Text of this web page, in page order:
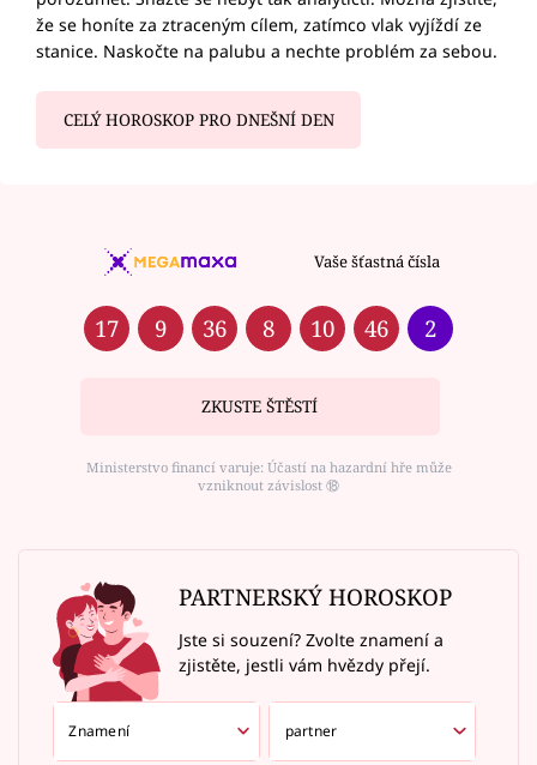
že se honíte za ztraceným cílem, zatímco vlak vyjíždí ze
stanice. Naskočte na palubu a nechte problém za sebou.
CELÝ HOROSKOP PRO DNEŠNÍ DEN
Vaše šťastná čísla
17 9 36 8 10 46 2
ZKUSTE ŠTĚSTÍ
Ministerstvo financí varuje: Účastí na hazardní hře může
vzniknout závislost ⑱
PARTNERSKÝ HOROSKOP
Jste si souzení? Zvolte znamení a
zjistěte, jestli vám hvězdy přejí.